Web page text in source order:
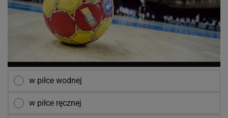
w piłce wodnej
w piłce ręcznej